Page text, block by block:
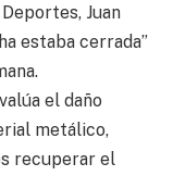
Juan
estaba cerrada”
el daño
metálico,
recuperar el